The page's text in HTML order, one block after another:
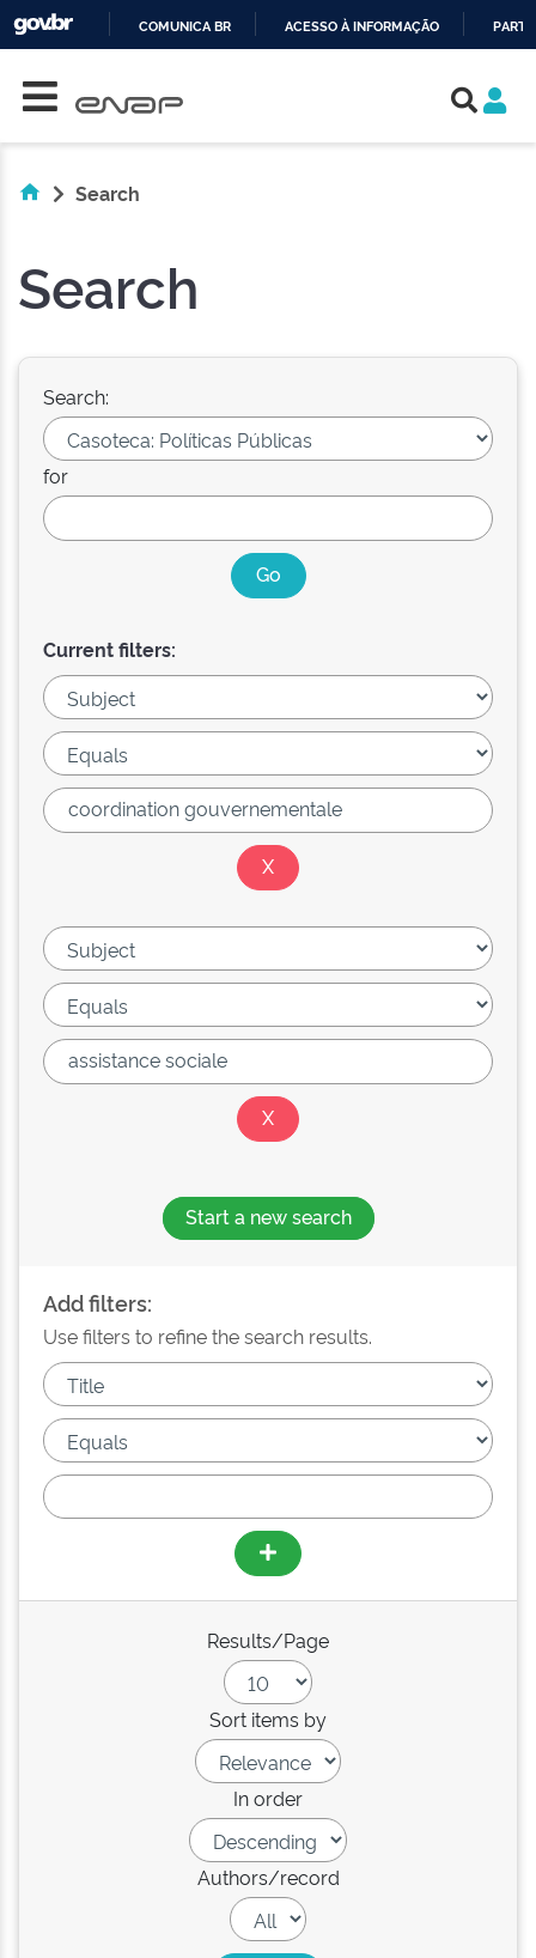
COMUNICA BR ACESSO À INFORMAÇÃO
Search
Search
Search:
for
Current filters:
Start a new search
Add filters:
Use filters to refine the search results.
Results/Page
Sort items by
In order
Authors/record